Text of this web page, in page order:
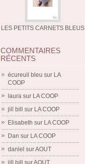
LES PETITS CARNETS BLEUS
COMMENTAIRES
RÉCENTS
écureuil bleu sur LA
COOP
laura sur LA COOP
jill bill
sur LA COOP
Elisabeth sur LA COOP
Dan sur LA COOP
daniel surAOUT
jill bill
surAOUT